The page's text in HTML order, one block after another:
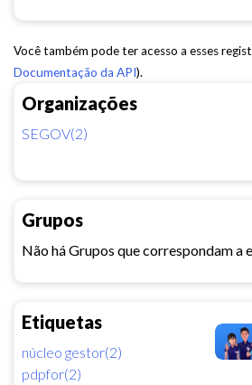
Organizações
SEGOV(2)
Grupos
Não há Grupos que correspondam a
Etiquetas
núcleo gestor(2)
pdpfor(2)
Você também pode ter acesso a esses
Documentação da API).